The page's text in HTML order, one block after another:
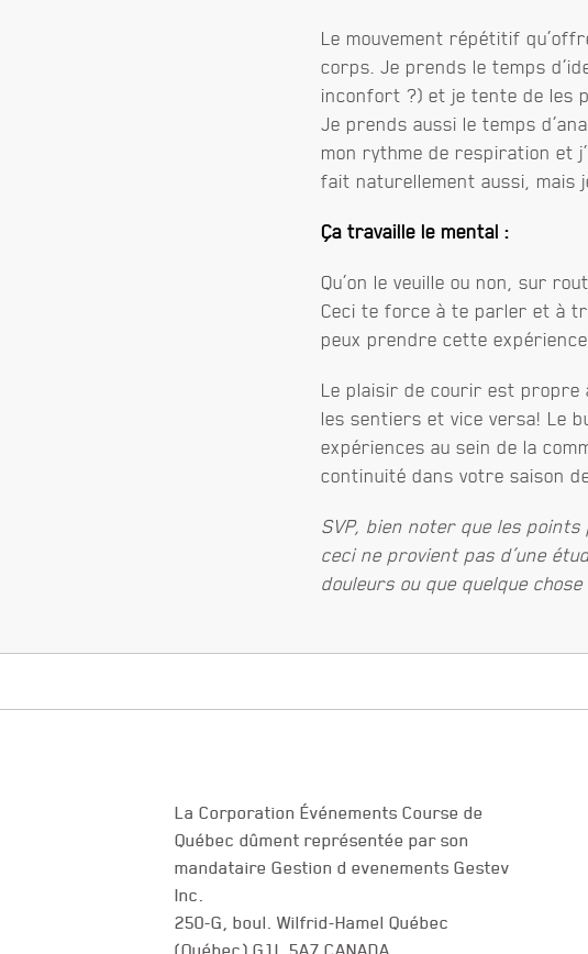
Le mouvement répétitif
corps. Je prends le temps
inconfort ?) et je tente de les
Je prends aussi le temps
mon rythme de respiration et
fait naturellement aussi, mais
Ça travaille le mental :
Qu’on le veuille ou non, sur
Ceci te force à te parler et à
peux prendre cette
Le plaisir de courir est propre
les sentiers et vice versa! Le
expériences au sein de la
continuité dans votre saison
SVP, bien noter que les
ceci ne provient pas d’une
douleurs ou que quelque
La Corporation Événements Course de
Québec dûment représentée par son
mandataire Gestion d evenements Gestev
Inc.
250-G, boul. Wilfrid-Hamel Québec
(Québec) G1L 5A7 CANADA